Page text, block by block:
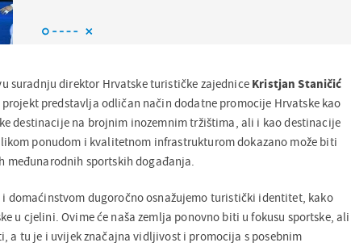
suradnju direktor Hrvatske turističke zajednice Kristjan Staničić
projekt predstavlja odličan način dodatne promocije Hrvatske kao
destinacije na brojnim inozemnim tržištima, ali i kao destinacije
ponudom i kvalitetnom infrastrukturom dokazano može biti
međunarodnih sportskih događanja.
i domaćinstvom dugoročno osnažujemo turistički identitet, kako
u cjelini. Ovime će naša zemlja ponovno biti u fokusu sportske, ali
a tu je i uvijek značajna vidljivost i promocija s posebnim